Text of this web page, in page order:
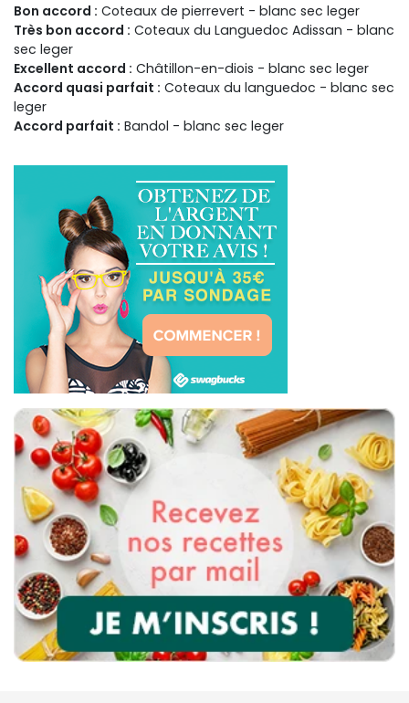
Bon accord : Coteaux de pierrevert - blanc sec leger
Très bon accord : Coteaux du Languedoc Adissan - blanc
sec leger
Excellent accord : Châtillon-en-diois - blanc sec leger
Accord quasi parfait : Coteaux du languedoc - blanc sec
leger
Accord parfait : Bandol - blanc sec leger